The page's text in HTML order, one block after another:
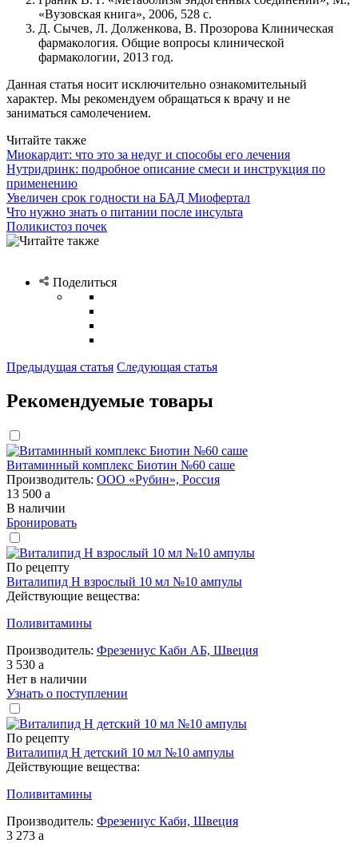
«Вузовская книга», 2006, 528 с.
Д. Сычев, Л. Долженкова, В. Прозорова Клиническая
фармакология. Общие вопросы клинической
фармакологии, 2013 год.
Данная статья носит исключительно ознакомительный
характер. Мы рекомендуем обращаться к врачу и не
заниматься самолечением.
Читайте также
Миокардит: что это за недуг и способы его лечения
Нутридринк: подробное описание смеси и инструкция по
применению
Увеличен срок годности на БАД Миофертал
Что нужно знать о питании после инсульта
Поликистоз почек
Поделиться
Предыдущая статья Следующая статья
Рекомендуемые товары
Витаминный комплекс Биотин №60 саше
Производитель: ООО «Рубин», Россия
13 500 a
В наличии
Бронировать
По рецепту
Виталипид Н взрослый 10 мл №10 ампулы
Действующие вещества:
Поливитамины
Производитель: Фрезениус Каби АБ, Швеция
3 530 a
Нет в наличии
Узнать о поступлении
По рецепту
Виталипид Н детский 10 мл №10 ампулы
Действующие вещества:
Поливитамины
Производитель: Фрезениус Каби, Швеция
3 273 a